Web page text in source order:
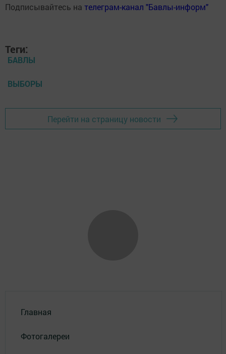
Подписывайтесь на телеграм-канал "Бавлы-информ"
Теги:
БАВЛЫ
ВЫБОРЫ
Перейти на страницу новости
Главная
Фотогалереи